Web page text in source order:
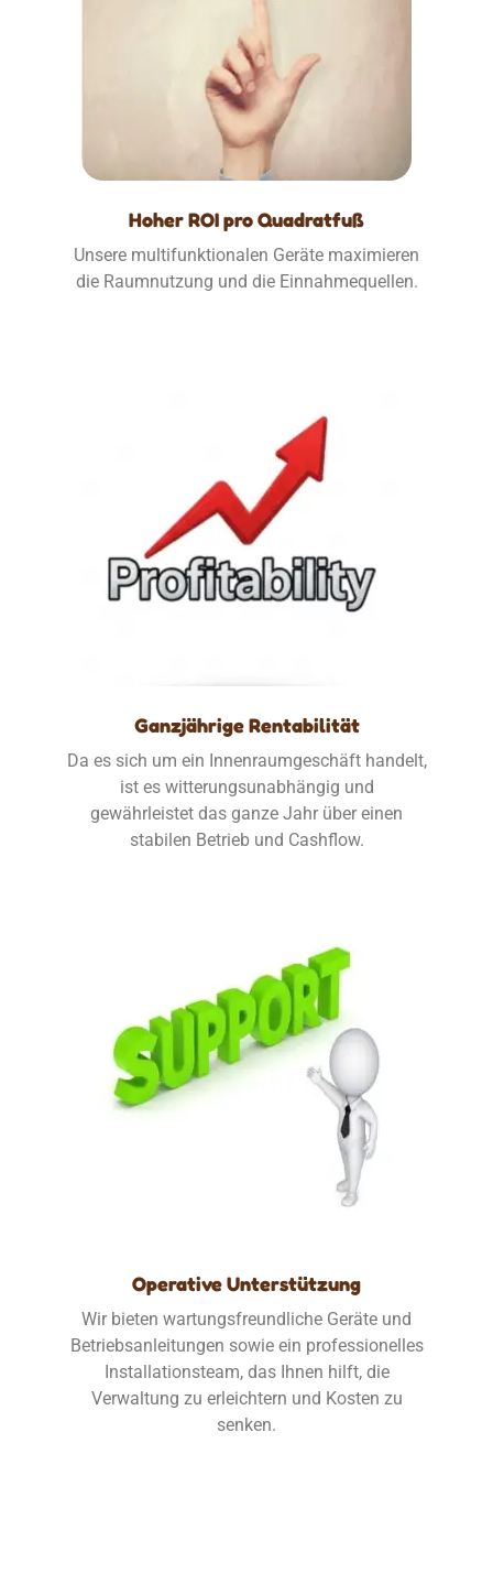
Hoher ROI pro Quadratfuß
Unsere multifunktionalen Geräte maximieren
die Raumnutzung und die Einnahmequellen.
Ganzjährige Rentabilität
Da es sich um ein Innenraumgeschäft handelt,
ist es witterungsunabhängig und
gewährleistet das ganze Jahr über einen
stabilen Betrieb und Cashflow.
Operative Unterstützung
Wir bieten wartungsfreundliche Geräte und
Betriebsanleitungen sowie ein professionelles
Installationsteam, das Ihnen hilft, die
Verwaltung zu erleichtern und Kosten zu
senken.